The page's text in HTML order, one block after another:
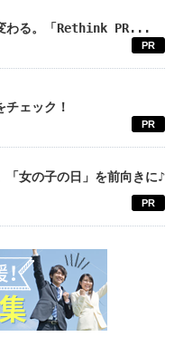
わる。「Rethink PR...
PR
ェック！
PR
「女の子の日」を前向きに♪
PR